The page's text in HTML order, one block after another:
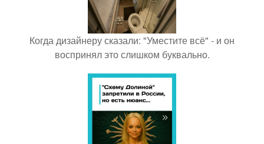
Когда дизайнеру сказали: "Уместите всё" - и он
воспринял это слишком буквально.